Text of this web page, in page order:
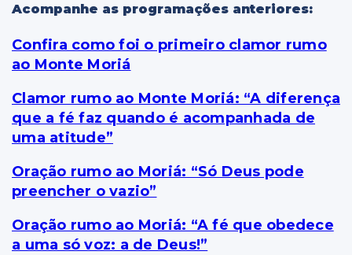
Acompanhe as programações anteriores:
Confira como foi o primeiro clamor rumo
ao Monte Moriá
Clamor rumo ao Monte Moriá: “A diferença
que a fé faz quando é acompanhada de
uma atitude”
Oração rumo ao Moriá: “Só Deus pode
preencher o vazio”
Oração rumo ao Moriá: “A fé que obedece
a uma só voz: a de Deus!”